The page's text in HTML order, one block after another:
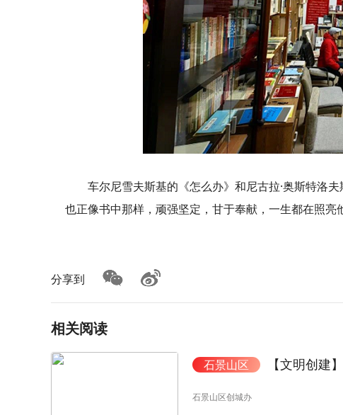
车尔尼雪夫斯基的《怎么办》和尼古拉·奥斯特洛
也正像书中那样，顽强坚定，甘于奉献，一生都在照亮
分享到
相关阅读
石景山区 【文明创建
石景山区创城办